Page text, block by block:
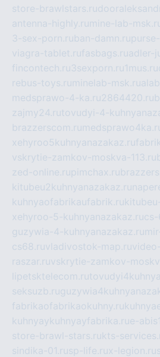
store-brawlstars.ru
antenna-highly.ru mine-lab-
3-sex-porn.ruban-damn.ru
viagra-tablet.rufasbags.ruadler-
fincontech.ru3sexporn.ru1mus.ru
rebus-toys.ru minelab-msk.ru
medsprawo-4-ka.ru2864420.ru
zajmy24.rutovudyi-4-
brazzerscom.ru
xehyroo5kuhnyanazakaz.ru
vskrytie-zamkov-moskva-113.ru
zed-online.rupimchax.ru
kitubeu2kuhnyanazakaz.ru
kuhnyaofabrikaufabrik.ru
xehyroo-5-kuhnyanazakaz.ru
guzywia-4-kuhnyanazakaz.ru
cs68.ruvladivostok-map.ru
raszar.ruvskrytie-zamkov-
lipetsktelecom.ru
seksuzb.ru
fabrikaofabrikaokuhny.ru
kuhnyaykuhnyayfabrika.rue-
store-brawl-stars.rukts-
sindika-01.rusp-life.rux-legion.ru